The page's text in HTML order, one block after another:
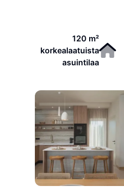
120 m²
korkealaatuista
asuintilaa